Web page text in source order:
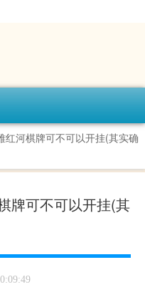
红河棋牌可不可以开挂(其实确
牌可不可以开挂(其